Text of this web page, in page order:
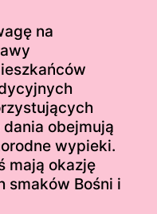
na
obejmują
wypieki.
mają okazję
smaków Bośni i